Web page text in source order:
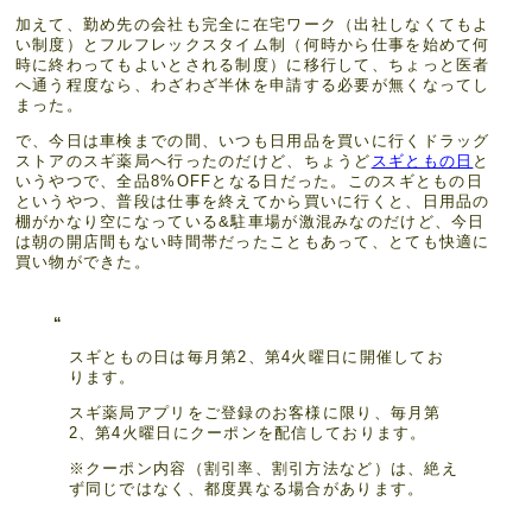
加えて、勤め先の会社も完全に在宅ワーク（出社しなくてもよ
い制度）とフルフレックスタイム制（何時から仕事を始めて何
時に終わってもよいとされる制度）に移行して、ちょっと医者
へ通う程度なら、わざわざ半休を申請する必要が無くなってし
まった。
で、今日は車検までの間、いつも日用品を買いに行くドラッグ
ストアのスギ薬局へ行ったのだけど、ちょうど スギともの日 と
いうやつで、全品8%OFFとなる日だった。このスギともの日
というやつ、普段は仕事を終えてから買いに行くと、日用品の
棚がかなり空になっている&駐車場が激混みなのだけど、今日
は朝の開店間もない時間帯だったこともあって、とても快適に
買い物ができた。
スギともの日は毎月第2、第4火曜日に開催してお
ります。
スギ薬局アプリをご登録のお客様に限り、毎月第
2、第4火曜日にクーポンを配信しております。
※クーポン内容（割引率、割引方法など）は、絶え
ず同じではなく、都度異なる場合があります。